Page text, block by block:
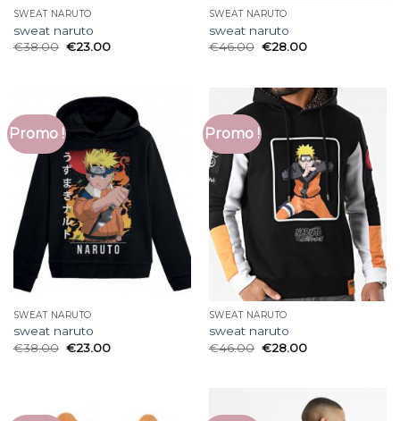
SWEAT NARUTO
sweat naruto
€38.00 €23.00
SWEAT NARUTO
sweat naruto
€46.00 €28.00
Promo !
SWEAT NARUTO
sweat naruto
€38.00 €23.00
Promo !
SWEAT NARUTO
sweat naruto
€46.00 €28.00